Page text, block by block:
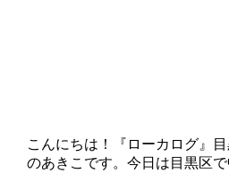
こんにちは！『ローカログ』
のあきこです。今日は目黒区